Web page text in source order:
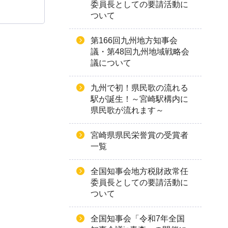
委員長としての要請活動に
ついて
第166回九州地方知事会
議・第48回九州地域戦略会
議について
九州で初！県民歌の流れる
駅が誕生！～宮崎駅構内に
県民歌が流れます～
宮崎県県民栄誉賞の受賞者
一覧
全国知事会地方税財政常任
委員長としての要請活動に
ついて
全国知事会「令和7年全国